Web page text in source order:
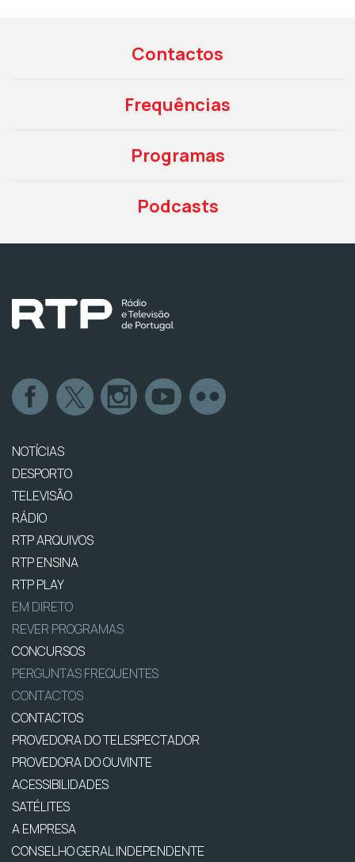
Contactos
Frequências
Programas
Podcasts
NOTÍCIAS
DESPORTO
TELEVISÃO
RÁDIO
RTP ARQUIVOS
RTP ENSINA
RTP PLAY
EM DIRETO
REVER PROGRAMAS
CONCURSOS
PERGUNTAS FREQUENTES
CONTACTOS
CONTACTOS
PROVEDORA DO TELESPECTADOR
PROVEDORA DO OUVINTE
ACESSIBILIDADES
SATÉLITES
A EMPRESA
CONSELHO GERAL INDEPENDENTE